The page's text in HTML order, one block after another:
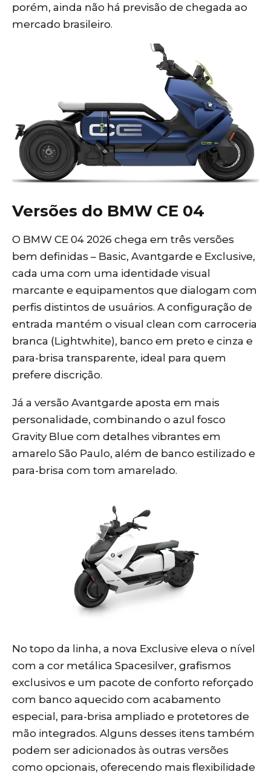
porém, ainda não há previsão de chegada ao
mercado brasileiro.
Versões do BMW CE 04
O BMW CE 04 2026 chega em três versões
bem definidas – Basic, Avantgarde e Exclusive,
cada uma com uma identidade visual
marcante e equipamentos que dialogam com
perfis distintos de usuários. A configuração de
entrada mantém o visual clean com carroceria
branca (Lightwhite), banco em preto e cinza e
para-brisa transparente, ideal para quem
prefere discrição.
Já a versão Avantgarde aposta em mais
personalidade, combinando o azul fosco
Gravity Blue com detalhes vibrantes em
amarelo São Paulo, além de banco estilizado e
para-brisa com tom amarelado.
No topo da linha, a nova Exclusive eleva o nível
com a cor metálica Spacesilver, grafismos
exclusivos e um pacote de conforto reforçado
com banco aquecido com acabamento
especial, para-brisa ampliado e protetores de
mão integrados. Alguns desses itens também
podem ser adicionados às outras versões
como opcionais, oferecendo mais flexibilidade